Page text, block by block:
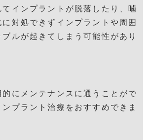
インプラントが脱落したり、噛
対処できずインプラントや周囲
ルが起きてしまう可能性があり
にメンテナンスに通うことがで
プラント治療をおすすめできま